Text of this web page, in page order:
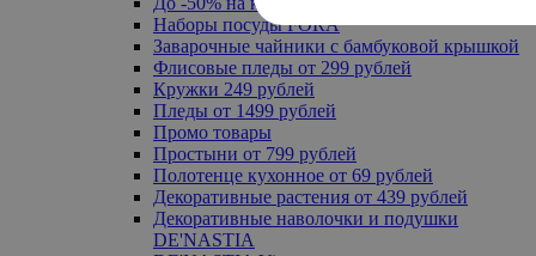
Наборы посуды FORA
Заварочные чайники с бамбуковой крышкой
Флисовые пледы от 299 рублей
Кружки 249 рублей
Пледы от 1499 рублей
Промо товары
Простыни от 799 рублей
Полотенце кухонное от 69 рублей
Декоративные растения от 439 рублей
Декоративные наволочки и подушки
DE'NASTIA